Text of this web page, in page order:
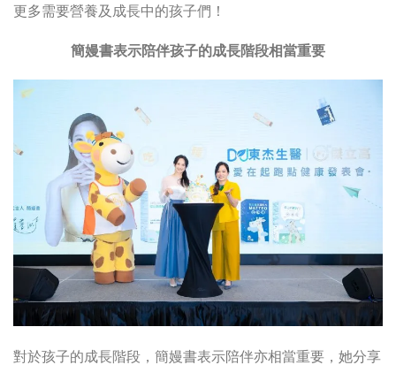
更多需要營養及成長中的孩子們！
簡嫚書表示陪伴孩子的成長階段相當重要
對於孩子的成長階段，簡嫚書表示陪伴亦相當重要，她分享